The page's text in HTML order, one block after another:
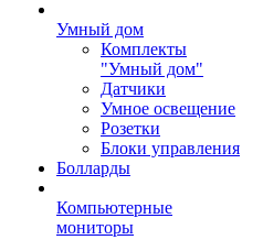
Умный дом
Комплекты
"Умный дом"
Датчики
Умное освещение
Розетки
Блоки управления
Болларды
Компьютерные
мониторы